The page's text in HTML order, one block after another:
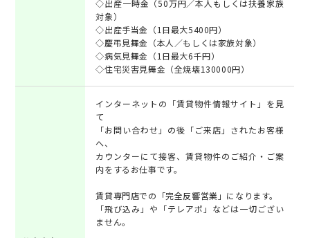
◇出産一時金（50万円／本人もしくは扶養家族
対象）
◇出産手当金（1日最大5400円）
◇慶弔見舞金（本人／もしくは家族対象）
◇病気見舞金（1日最大6千円）
◇住宅災害見舞金（全焼壊130000円）
インターネットの「賃貸物件情報サイト」を見
て
「お問い合わせ」の後「ご来店」されたお客様
へ、
カウンターにて接客、賃貸物件のご紹介・ご案
内をするお仕事です。
賃貸専門店での「完全反響営業」になります。
「飛び込み」や「テレアポ」などは一切ござい
ません。